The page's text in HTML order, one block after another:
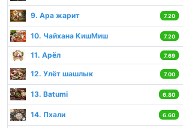
9. Ара жарит 7.20
10. Чайхана КишМиш 7.20
11. Арёл 7.69
12. Улёт шашлык 7.00
13. Batumi 6.80
14. Пхали 6.60